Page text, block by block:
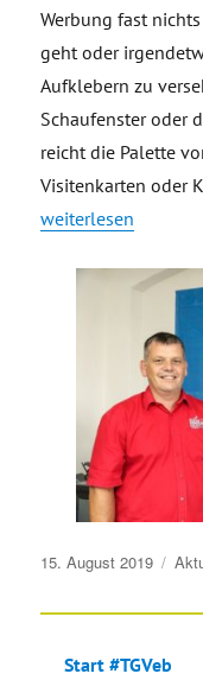
Werbung fast
geht oder
Aufklebern zu
Schaufenster oder
reicht die Palette
Visitenkarten oder
„Henschel Druck &
weiterlesen
Veröffentlicht
15. August 2019
Start #TGVeb